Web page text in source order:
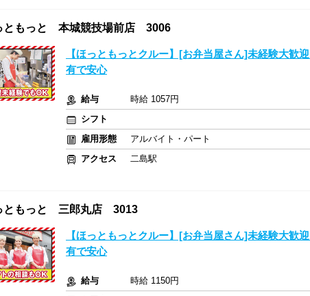
ともっと 本城競技場前店 3006
【ほっともっとクルー】[お弁当屋さん]未経験大歓
有で安心
給与
時給 1057円
シフト
雇用形態
アルバイト・パート
アクセス
二島駅
ともっと 三郎丸店 3013
【ほっともっとクルー】[お弁当屋さん]未経験大歓
有で安心
給与
時給 1150円